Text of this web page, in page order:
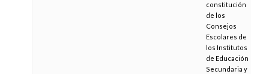
constitución
de los
Consejos
Escolares de
los Institutos
de Educación
Secundaria y